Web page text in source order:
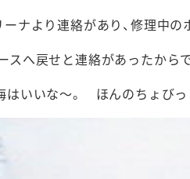
ーナより連絡があり、修理中の
スへ戻せと連絡があったからで
はいいな～。 ほんのちょびっ